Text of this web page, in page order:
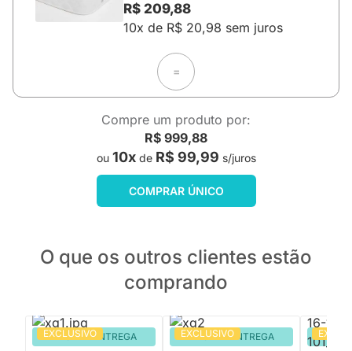
R$ 209,88
10x de R$ 20,98 sem juros
=
Compre um produto por:
R$ 999,88
ou 10xde R$ 99,99 s/juros
COMPRAR ÚNICO
O que os outros clientes estão
comprando
EXCLUSIVO
PRONTA ENTREGA EXCLUSIVO
PRONTA ENTREGA